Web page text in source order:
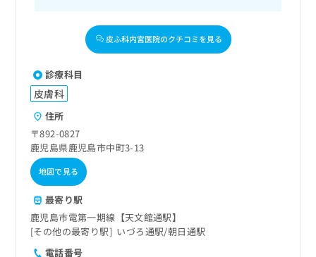
皮ふ科内宮医院のクチコミを見る
診療科目
皮膚科
住所
〒892-0827
鹿児島県鹿児島市中町3-13
地図で見る
最寄り駅
鹿児島市電第一期線【天文館通駅】
その他の最寄り駅
いづろ通駅 朝日通駅
電話番号